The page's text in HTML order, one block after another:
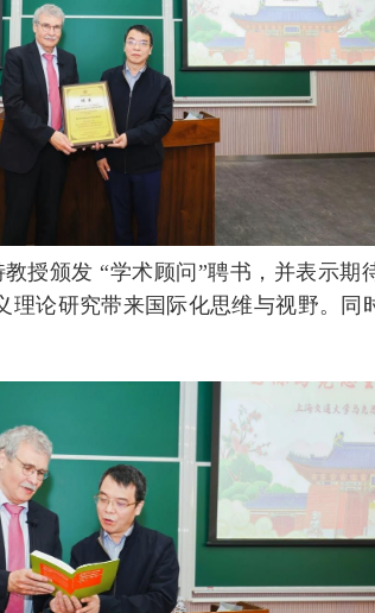
授颁发 “学术顾问”聘书，并表示期
论研究带来国际化思维与视野。同